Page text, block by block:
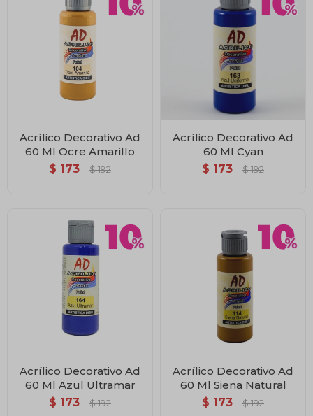
Acrílico Decorativo Ad
60 Ml Ocre Amarillo
$ 173 $ 192
Acrílico Decorativo Ad
60 Ml Cyan
$ 173 $ 192
Acrílico Decorativo Ad
60 Ml Azul Ultramar
$ 173 $ 192
Acrílico Decorativo Ad
60 Ml Siena Natural
$ 173 $ 192